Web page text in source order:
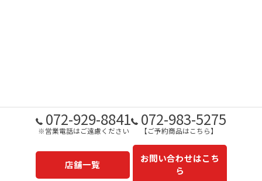
072-929-8841
※営業電話はご遠慮ください
072-983-5275
【ご予約商品はこちら】
店舗一覧
お問い合わせはこち
ら